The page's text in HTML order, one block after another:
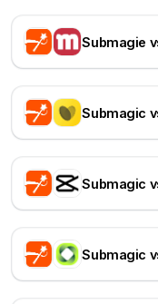
Submagie
Submagic
Submagic
Submagic